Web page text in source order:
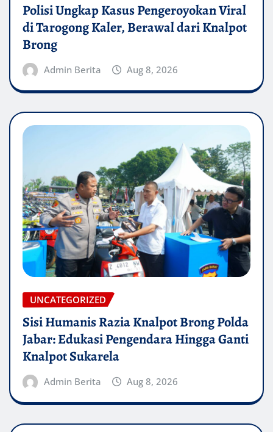
Polisi Ungkap Kasus Pengeroyokan Viral
di Tarogong Kaler, Berawal dari Knalpot
Brong
Admin Berita Aug 8, 2026
UNCATEGORIZED
Sisi Humanis Razia Knalpot Brong Polda
Jabar: Edukasi Pengendara Hingga Ganti
Knalpot Sukarela
Admin Berita Aug 8, 2026